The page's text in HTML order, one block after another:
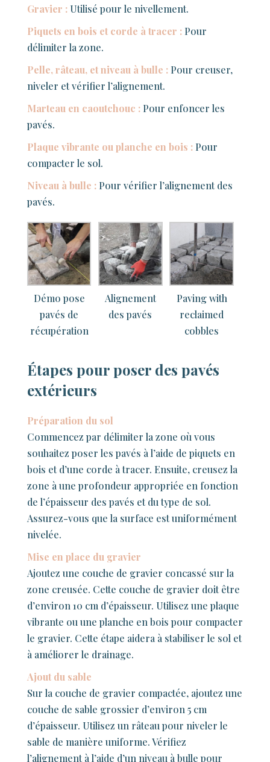
Gravier :Utilisé pour le nivellement.
Piquets en bois et corde à tracer :Pour
délimiter la zone.
Pelle, râteau, et niveau à bulle :Pour creuser,
niveler et vérifier l’alignement.
Marteau en caoutchouc :Pour enfoncer les
pavés.
Plaque vibrante ou planche en bois :Pour
compacter le sol.
Niveau à bulle :Pour vérifier l’alignement des
pavés.
Démo pose
pavés de
récupération
Alignement
des pavés
Paving with
reclaimed
cobbles
Étapes pour poser des pavés
extérieurs
Préparation du sol
Commencez par délimiter la zone où vous
souhaitez poser les pavés à l’aide de piquets en
bois et d’une corde à tracer. Ensuite, creusez la
zone à une profondeur appropriée en fonction
de l’épaisseur des pavés et du type de sol.
Assurez-vous que la surface est uniformément
nivelée.
Mise en place du gravier
Ajoutez une couche de gravier concassé sur la
zone creusée. Cette couche de gravier doit être
d’environ 10 cm d’épaisseur. Utilisez une plaque
vibrante ou une planche en bois pour compacter
le gravier. Cette étape aidera à stabiliser le sol et
à améliorer le drainage.
Ajout du sable
Sur la couche de gravier compactée, ajoutez une
couche de sable grossier d’environ 5 cm
d’épaisseur. Utilisez un râteau pour niveler le
sable de manière uniforme. Vérifiez
l’alignement à l’aide d’un niveau à bulle pour